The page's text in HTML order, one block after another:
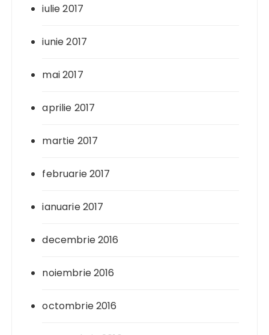
iulie 2017
iunie 2017
mai 2017
aprilie 2017
martie 2017
februarie 2017
ianuarie 2017
decembrie 2016
noiembrie 2016
octombrie 2016